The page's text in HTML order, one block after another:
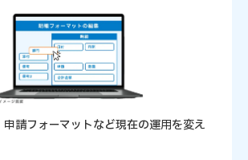
請フォーマットなど現在の運用を変え